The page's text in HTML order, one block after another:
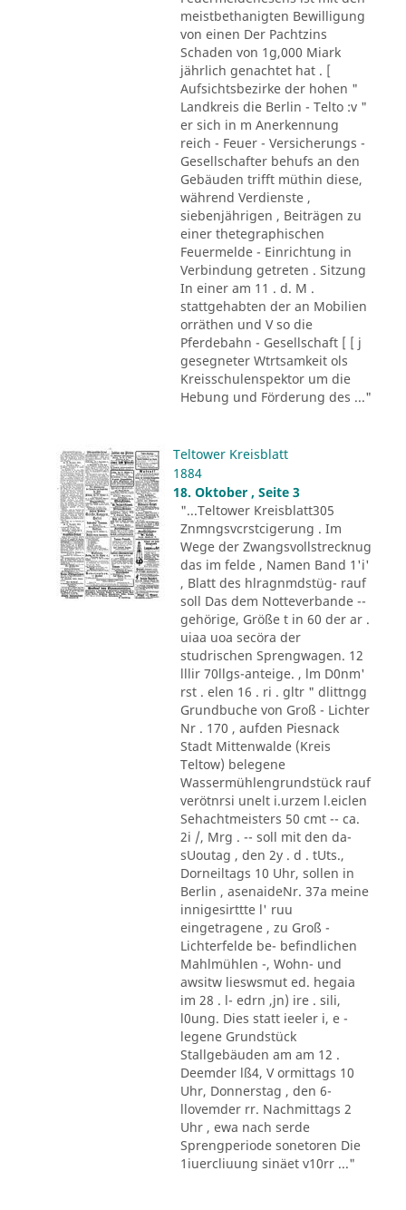
meistbethanigten Bewilligung
von einen Der Pachtzins
Schaden von 1g,000 Miark
jährlich genachtet hat . [
Aufsichtsbezirke der hohen "
Landkreis die Berlin - Telto :v "
er sich in m Anerkennung
reich - Feuer - Versicherungs -
Gesellschafter behufs an den
Gebäuden trifft müthin diese,
während Verdienste ,
siebenjährigen , Beiträgen zu
einer thetegraphischen
Feuermelde - Einrichtung in
Verbindung getreten . Sitzung
In einer am 11 . d. M .
stattgehabten der an Mobilien
orräthen und V so die
Pferdebahn - Gesellschaft [ [ j
gesegneter Wtrtsamkeit ols
Kreisschulenspektor um die
Hebung und Förderung des ..."
Teltower Kreisblatt
1884
18. Oktober , Seite 3
"...Teltower Kreisblatt305
Znmngsvcrstcigerung . Im
Wege der Zwangsvollstrecknug
das im felde , Namen Band 1'i'
, Blatt des hlragnmdstüg- rauf
soll Das dem Notteverbande --
gehörige, Größe t in 60 der ar .
uiaa uoa secöra der
studrischen Sprengwagen. 12
lllir 70llgs-anteige. , lm D0nm'
rst . elen 16 . ri . gltr " dlittngg
Grundbuche von Groß - Lichter
Nr . 170 , aufden Piesnack
Stadt Mittenwalde (Kreis
Teltow) belegene
Wassermühlengrundstück rauf
verötnrsi unelt i.urzem l.eiclen
Sehachtmeisters 50 cmt -- ca.
2i /, Mrg . -- soll mit den da-
sUoutag , den 2y . d . tUts.,
Dorneiltags 10 Uhr, sollen in
Berlin , asenaideNr. 37a meine
innigesirttte l' ruu
eingetragene , zu Groß -
Lichterfelde be- befindlichen
Mahlmühlen -, Wohn- und
awsitw lieswsmut ed. hegaia
im 28 . l- edrn ,jn) ire . sili,
l0ung. Dies statt ieeler i, e -
legene Grundstück
Stallgebäuden am am 12 .
Deemder lß4, V ormittags 10
Uhr, Donnerstag , den 6-
llovemder rr. Nachmittags 2
Uhr , ewa nach serde
Sprengperiode sonetoren Die
1iuercliuung sinäet v10rr ..."